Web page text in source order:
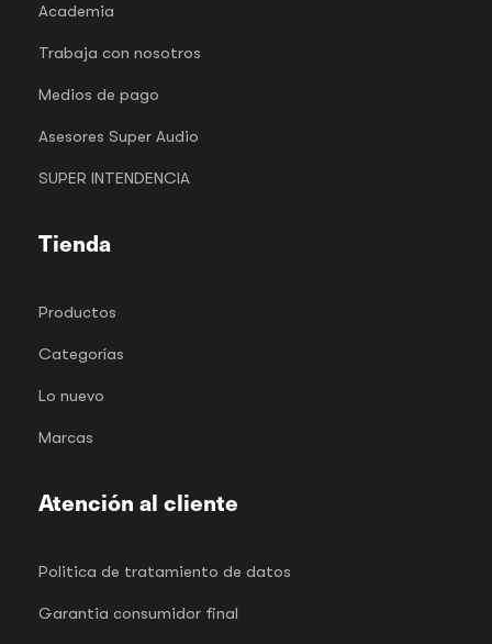
Academia
Trabaja con nosotros
Medios de pago
Asesores Super Audio
SUPER INTENDENCIA
Tienda
Productos
Categorías
Lo nuevo
Marcas
Atención al cliente
Politica de tratamiento de datos
Garantia consumidor final